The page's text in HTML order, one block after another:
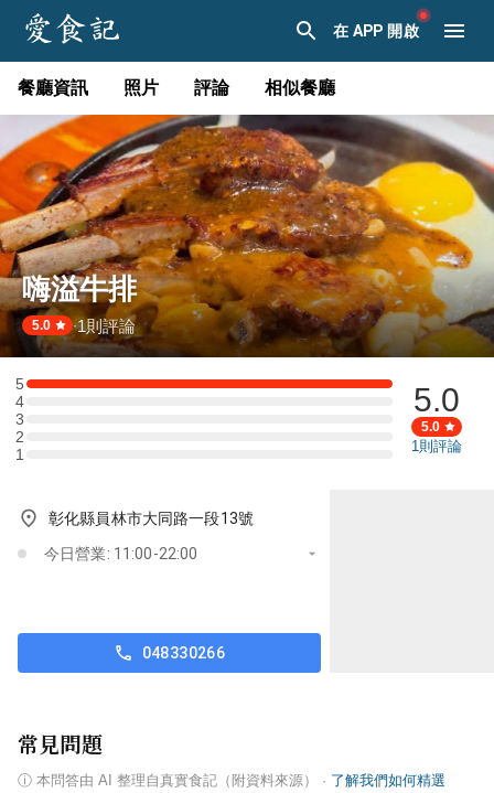
在 APP 開啟
餐廳資訊 照片 評論 相似餐廳
嗨溢牛排
5.0 ·1則評論
5
5 星：1 則評論
4
4 星：0 則評論
3
3 星：0 則評論
2
2 星：0 則評論
11 星：0 則評論
5.0
5.0
1則評論
彰化縣員林市大同路一段13號
今日營業: 11:00-22:00
048330266
常見問題
ⓘ 本問答由 AI 整理自真實食記（附資料來源） · 了解我們如何精選